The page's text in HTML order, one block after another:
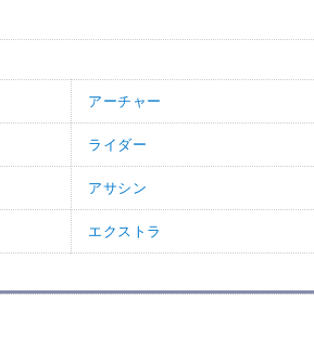
アーチャー
ライダー
アサシン
エクストラ